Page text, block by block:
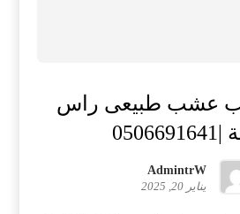
عشب طبيعى راس
AdmintrW
يناير 20, 2025